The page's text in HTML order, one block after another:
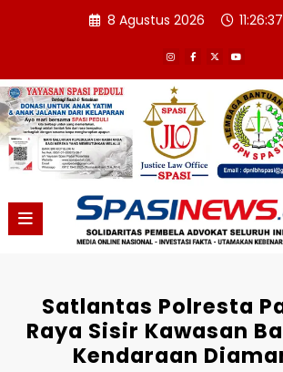
8 Agustus 2026
Satlantas Polresta
Raya Sisir Kawasan
Kendaraan